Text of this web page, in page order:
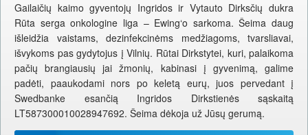
Gailaičių kaimo gyventojų Ingridos ir Vytauto Dirksčių dukra
Rūta serga onkologine liga – Ewing‘o sarkoma. Šeima daug
išleidžia vaistams, dezinfekcinėms medžiagoms, tvarsliavai,
išvykoms pas gydytojus į Vilnių. Rūtai Dirkstytei, kuri, palaikoma
pačių brangiausių jai žmonių, kabinasi į gyvenimą, galime
padėti, paaukodami nors po keletą eurų, juos pervedant į
Swedbanke esančią Ingridos Dirkstienės sąskaitą
LT587300010028947692. Šeima dėkoja už Jūsų gerumą.